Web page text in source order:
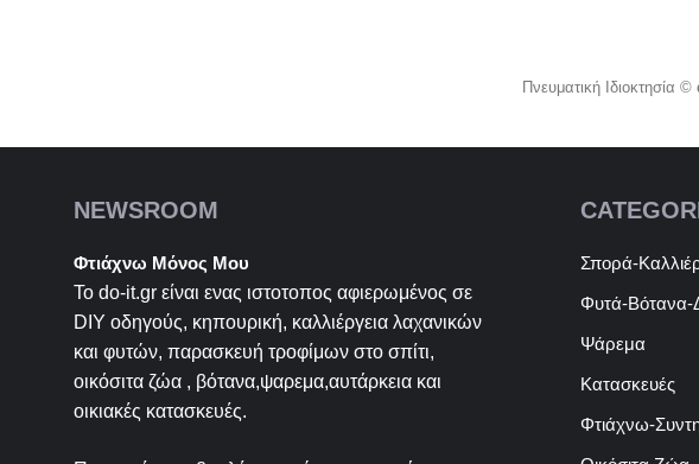
Πνευματική Ιδιοκτησία ©
NEWSROOM
Φτιάχνω Μόνος Μου
Το do-it.gr είναι ενας ιστοτοπος αφιερωμένος σε
DIY οδηγούς, κηπουρική, καλλιέργεια λαχανικών
και φυτών, παρασκευή τροφίμων στο σπίτι,
οικόσιτα ζώα , βότανα,ψαρεμα,αυτάρκεια και
οικιακές κατασκευές.
Σπορά-
Φυτά-Βότανα-
Ψάρεμα
Κατασκευές
Φτιάχνω-